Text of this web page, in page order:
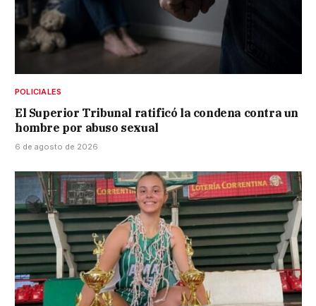
POLICIALES
El Superior Tribunal ratificó la condena contra un
hombre por abuso sexual
6 de agosto de 2026